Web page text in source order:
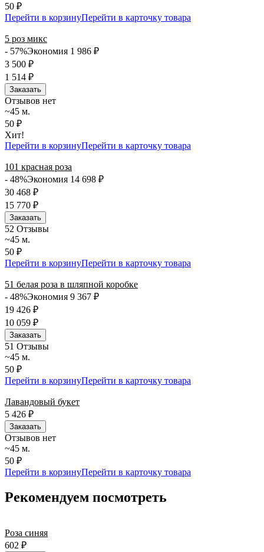
50 ₽
Перейти в корзинуПерейти в карточку товара
5 роз микс
- 57%Экономия 1 986 ₽
3 500 ₽
1 514 ₽
Заказать
Отзывов нет
~45 м.
50 ₽
Хит!
Перейти в корзинуПерейти в карточку товара
101 красная роза
- 48%Экономия 14 698 ₽
30 468 ₽
15 770 ₽
Заказать
52 Отзывы
~45 м.
50 ₽
Перейти в корзинуПерейти в карточку товара
51 белая роза в шляпной коробке
- 48%Экономия 9 367 ₽
19 426 ₽
10 059 ₽
Заказать
51 Отзывы
~45 м.
50 ₽
Перейти в корзинуПерейти в карточку товара
Лавандовый букет
5 426 ₽
Заказать
Отзывов нет
~45 м.
50 ₽
Перейти в корзинуПерейти в карточку товара
Рекомендуем посмотреть
Роза синяя
602 ₽